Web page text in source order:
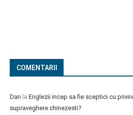
COMENTARII
Dan la Englezii incep sa fie sceptici cu
supraveghere chinezesti?